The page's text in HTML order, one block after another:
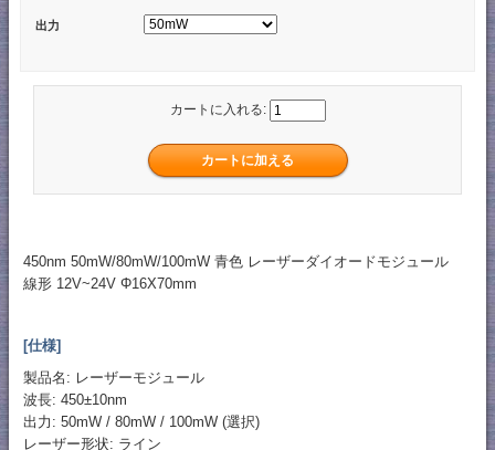
出力
カートに入れる:
450nm 50mW/80mW/100mW 青色 レーザーダイオードモジュール
線形 12V~24V Φ16X70mm
[仕様]
製品名: レーザーモジュール
波長: 450±10nm
出力: 50mW / 80mW / 100mW (選択)
レーザー形状: ライン